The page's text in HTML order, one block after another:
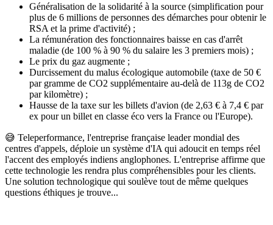
Généralisation de la solidarité à la source (simplification pour
plus de 6 millions de personnes des démarches pour obtenir le
RSA et la prime d'activité) ;
La rémunération des fonctionnaires baisse en cas d'arrêt
maladie (de 100 % à 90 % du salaire les 3 premiers mois) ;
Le prix du gaz augmente ;
Durcissement du malus écologique automobile (taxe de 50 €
par gramme de CO2 supplémentaire au-delà de 113g de CO2
par kilomètre) ;
Hausse de la taxe sur les billets d'avion (de 2,63 € à 7,4 € par
ex pour un billet en classe éco vers la France ou l'Europe).
😅 Teleperformance, l'entreprise française leader mondial des
centres d'appels, déploie un système d'IA qui adoucit en temps réel
l'accent des employés indiens anglophones. L'entreprise affirme que
cette technologie les rendra plus compréhensibles pour les clients.
Une solution technologique qui soulève tout de même quelques
questions éthiques je trouve...